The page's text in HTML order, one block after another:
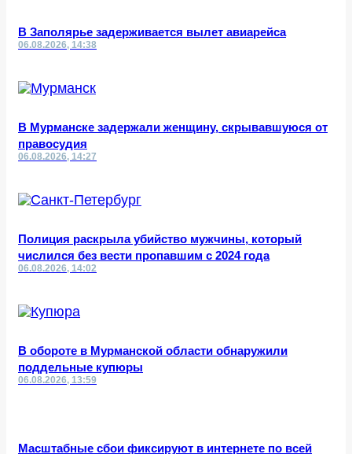
В Заполярье задерживается вылет авиарейса
06.08.2026, 14:38
В Мурманске задержали женщину, скрывавшуюся от
правосудия
06.08.2026, 14:27
Полиция раскрыла убийство мужчины, который
числился без вести пропавшим с 2024 года
06.08.2026, 14:02
В обороте в Мурманской области обнаружили
поддельные купюры
06.08.2026, 13:59
Масштабные сбои фиксируют в интернете по всей